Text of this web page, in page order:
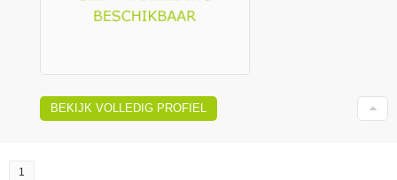
BEKIJK VOLLEDIG PROFIEL
1